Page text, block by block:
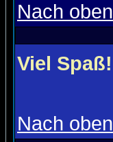
Nach oben
Viel Spaß!
Nach oben